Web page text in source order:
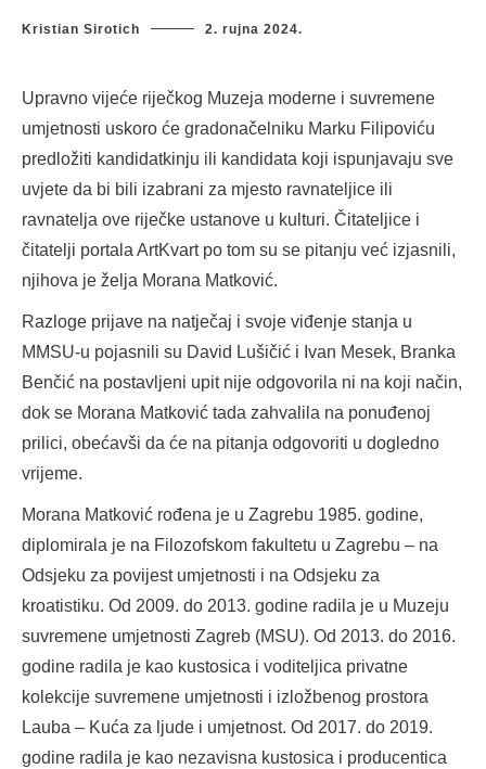
Kristian Sirotich 2. rujna 2024.
Upravno vijeće riječkog Muzeja moderne i suvremene
umjetnosti uskoro će gradonačelniku Marku Filipoviću
predložiti kandidatkinju ili kandidata koji ispunjavaju sve
uvjete da bi bili izabrani za mjesto ravnateljice ili
ravnatelja ove riječke ustanove u kulturi. Čitateljice i
čitatelji portala ArtKvart po tom su se pitanju već izjasnili,
njihova je želja Morana Matković.
Razloge prijave na natječaj i svoje viđenje stanja u
MMSU-u pojasnili su David Lušičić i Ivan Mesek, Branka
Benčić na postavljeni upit nije odgovorila ni na koji način,
dok se Morana Matković tada zahvalila na ponuđenoj
prilici, obećavši da će na pitanja odgovoriti u dogledno
vrijeme.
Morana Matković rođena je u Zagrebu 1985. godine,
diplomirala je na Filozofskom fakultetu u Zagrebu – na
Odsjeku za povijest umjetnosti i na Odsjeku za
kroatistiku. Od 2009. do 2013. godine radila je u Muzeju
suvremene umjetnosti Zagreb (MSU). Od 2013. do 2016.
godine radila je kao kustosica i voditeljica privatne
kolekcije suvremene umjetnosti i izložbenog prostora
Lauba – Kuća za ljude i umjetnost. Od 2017. do 2019.
godine radila je kao nezavisna kustosica i producentica